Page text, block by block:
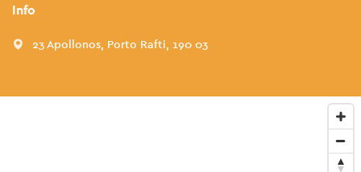
Info
23 Apollonos, Porto Rafti, 190 03